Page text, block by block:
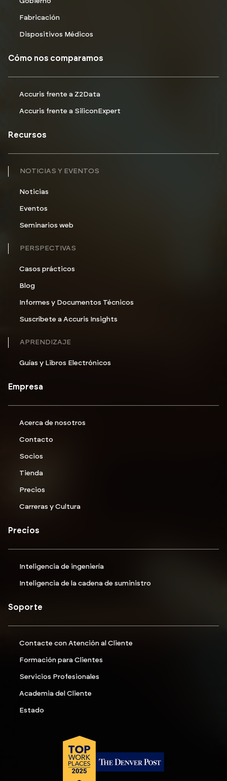
Fabricación
Dispositivos Médicos
Cómo nos comparamos
Accuris frente a Z2Data
Accuris frente a SiliconExpert
Recursos
NOTICIAS Y EVENTOS
Noticias
Eventos
Seminarios web
PERSPECTIVAS
Casos prácticos
Blog
Informes y Documentos Técnicos
Suscríbete a Accuris Insights
APRENDIZAJE
Guías y Libros Electrónicos
Empresa
Acerca de nosotros
Contacto
Socios
Tienda
Precios
Carreras y Cultura
Precios
Inteligencia de ingeniería
Inteligencia de la cadena de suministro
Soporte
Contacte con Atención al Cliente
Formación para Clientes
Servicios Profesionales
Academia del Cliente
Estado